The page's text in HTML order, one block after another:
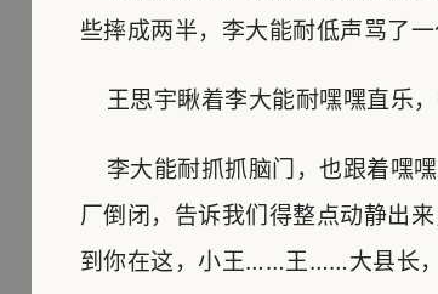
些摔成两半，李大能耐低声骂了
王思宇瞅着李大能耐嘿嘿直乐
李大能耐抓抓脑门，也跟着嘿
厂倒闭，告诉我们得整点动静出
到你在这，小王……王……大县长